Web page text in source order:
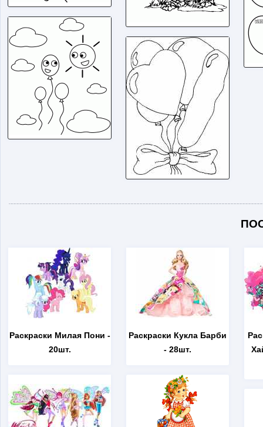
Раскраски Милая Пони -
20шт.
Раскраски Кукла Барби
- 28шт.